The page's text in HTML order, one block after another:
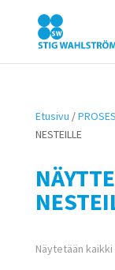
Etusivu /
NESTEILLE
Näytetään